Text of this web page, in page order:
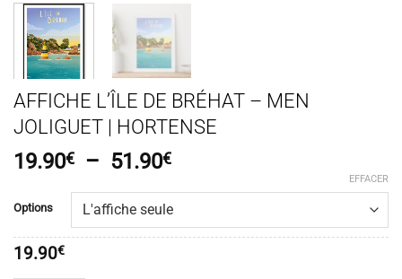
AFFICHE L’ÎLE DE BRÉHAT – MEN
JOLIGUET | HORTENSE
19.90€ – 51.90€Plage
prix :
19.90€
Options
EFFACER
19.90€